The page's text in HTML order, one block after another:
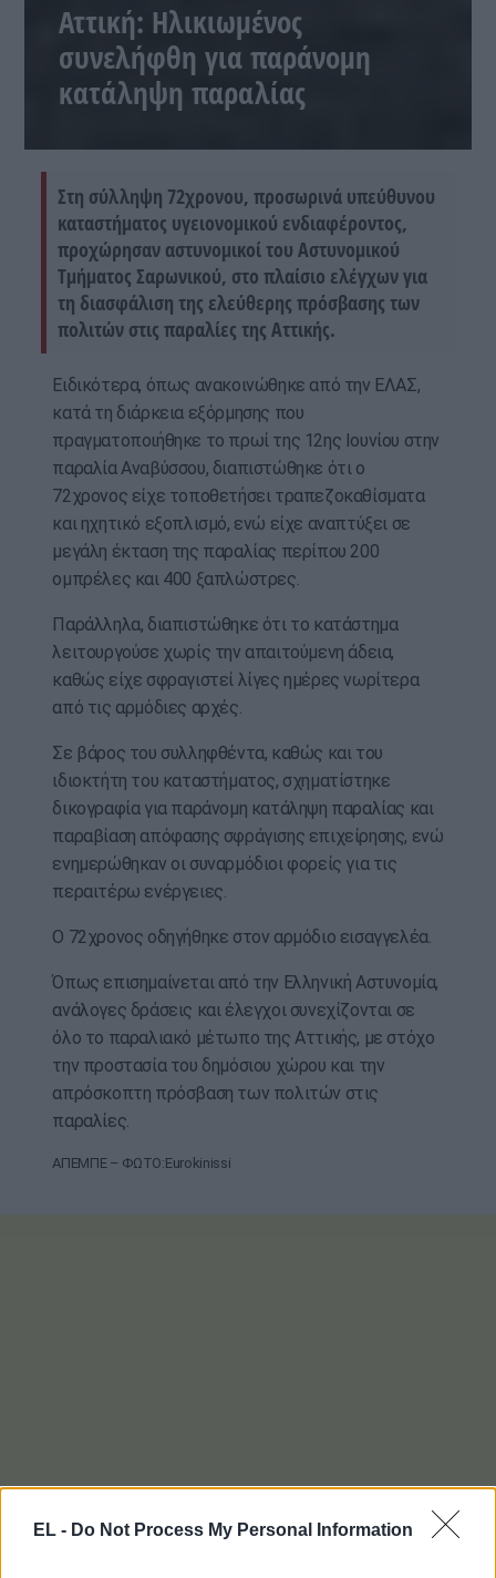
EL - Do Not Process My Personal Information
Αττική: Ηλικιωμένος
συνελήφθη για παράνομη
κατάληψη παραλίας
Στη σύλληψη 72χρονου, προσωρινά υπεύθυνου
καταστήματος υγειονομικού ενδιαφέροντος,
προχώρησαν αστυνομικοί του Αστυνομικού
Τμήματος Σαρωνικού, στο πλαίσιο ελέγχων για
τη διασφάλιση της ελεύθερης πρόσβασης των
πολιτών στις παραλίες της Αττικής.
Ειδικότερα, όπως ανακοινώθηκε από την ΕΛΑΣ,
κατά τη διάρκεια εξόρμησης που
πραγματοποιήθηκε το πρωί της 12ης Ιουνίου στην
παραλία Αναβύσσου, διαπιστώθηκε ότι ο
72χρονος είχε τοποθετήσει τραπεζοκαθίσματα
και ηχητικό εξοπλισμό, ενώ είχε αναπτύξει σε
μεγάλη έκταση της παραλίας περίπου 200
ομπρέλες και 400 ξαπλώστρες.
Παράλληλα, διαπιστώθηκε ότι το κατάστημα
λειτουργούσε χωρίς την απαιτούμενη άδεια,
καθώς είχε σφραγιστεί λίγες ημέρες νωρίτερα
από τις αρμόδιες αρχές.
Σε βάρος του συλληφθέντα, καθώς και του
ιδιοκτήτη του καταστήματος, σχηματίστηκε
δικογραφία για παράνομη κατάληψη παραλίας και
παραβίαση απόφασης σφράγισης επιχείρησης, ενώ
ενημερώθηκαν οι συναρμόδιοι φορείς για τις
περαιτέρω ενέργειες.
Ο 72χρονος οδηγήθηκε στον αρμόδιο εισαγγελέα.
Όπως επισημαίνεται από την Ελληνική Αστυνομία,
ανάλογες δράσεις και έλεγχοι συνεχίζονται σε
όλο το παραλιακό μέτωπο της Αττικής, με στόχο
την προστασία του δημόσιου χώρου και την
απρόσκοπτη πρόσβαση των πολιτών στις
παραλίες.
ΑΠΕΜΠΕ – ΦΩΤΟ:Eurokinissi